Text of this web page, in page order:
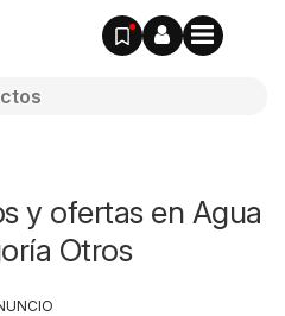
y ofertas en Agua
Otros